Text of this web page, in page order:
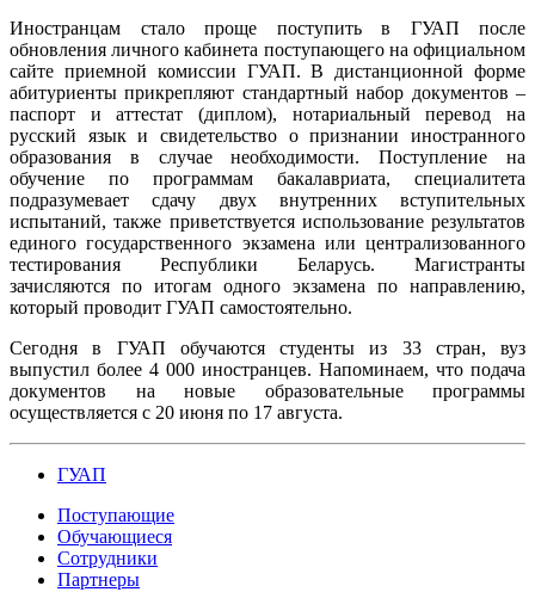
Иностранцам стало проще поступить в ГУАП после
обновления личного кабинета поступающего на официальном
сайте приемной комиссии ГУАП. В дистанционной форме
абитуриенты прикрепляют стандартный набор документов –
паспорт и аттестат (диплом), нотариальный перевод на
русский язык и свидетельство о признании иностранного
образования в случае необходимости. Поступление на
обучение по программам бакалавриата, специалитета
подразумевает сдачу двух внутренних вступительных
испытаний, также приветствуется использование результатов
единого государственного экзамена или централизованного
тестирования Республики Беларусь. Магистранты
зачисляются по итогам одного экзамена по направлению,
который проводит ГУАП самостоятельно.
Сегодня в ГУАП обучаются студенты из 33 стран, вуз
выпустил более 4 000 иностранцев. Напоминаем, что подача
документов на новые образовательные программы
осуществляется с 20 июня по 17 августа.
ГУАП
Поступающие
Обучающиеся
Сотрудники
Партнеры